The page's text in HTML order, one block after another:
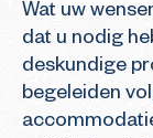
Wat uw
dat u nodig
deskundige
begeleiden